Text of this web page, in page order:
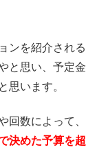
ンを紹介される
と思い、予定金
思います。
回数によって、
決めた予算を超